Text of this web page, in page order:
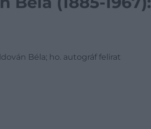
Béla; ho. autográf felirat